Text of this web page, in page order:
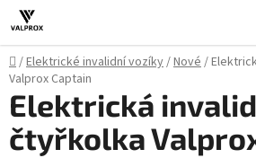
Přejít
na
obsah
Domů
/Elektrické invalidní vozíky/Nové/
Valprox Captain
Elektrická
čtyřkolka